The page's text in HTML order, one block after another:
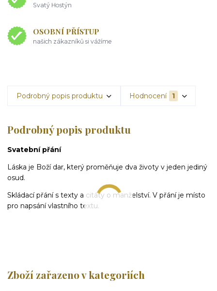
Svatý Hostýn
OSOBNÍ PŘÍSTUP
našich zákazníků si vážíme
Podrobný popis produktu Hodnocení 1
Podrobný popis produktu
Svatební přání
Láska je Boží dar, který proměňuje dva životy v jeden jediný
osud.
Skládací přání s texty a citáty o manželství. V přání je místo
pro napsání vlastního textu.
Zboží zařazeno v kategoriích